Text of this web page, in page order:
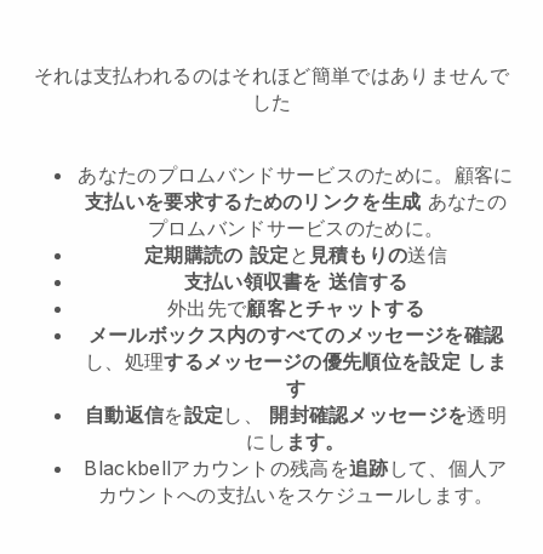
それは支払われるのはそれほど簡単ではありませんで
した
あなたのプロムバンドサービスのために。 顧客に
支払いを要求するためのリンクを生成 あなたの
プロムバンドサービスのために。
定期購読の 設定 と 見積もりの送信
支払い領収書を 送信する
外出先で顧客とチャットする
メールボックス内のすべてのメッセージを確認
し、処理するメッセージの優先順位を設定 しま
す
自動返信を設定 し、 開封確認メッセージを透明
にし ます。
Blackbellアカウントの残高を追跡 して、個人ア
カウントへの支払いをスケジュールします。